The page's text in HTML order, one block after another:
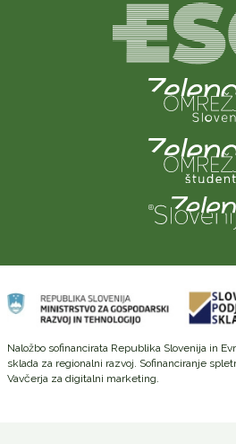
Naložbo sofinancirata Republika Slovenija in
sklada za regionalni razvoj. Sofinanciranje
Vavčerja za digitalni marketing.